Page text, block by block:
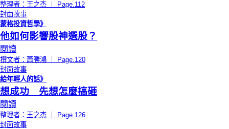
整理者：王之杰 ｜ Page.112
封面故事
蒙格投資哲學》
他如何影響股神選股？
閱讀
撰文者：蕭勝鴻 ｜ Page.120
封面故事
給年輕人的話》
想成功 先想怎麼搞砸
閱讀
整理者：王之杰 ｜ Page.126
封面故事